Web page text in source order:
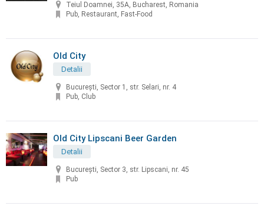
Teiul Doamnei, 35A, Bucharest, Romania
Pub, Restaurant, Fast-Food
Old City
Detalii
București, Sector 1, str. Selari, nr. 4
Pub, Club
Old City Lipscani Beer Garden
Detalii
Bucureşti, Sector 3, str. Lipscani, nr. 45
Pub